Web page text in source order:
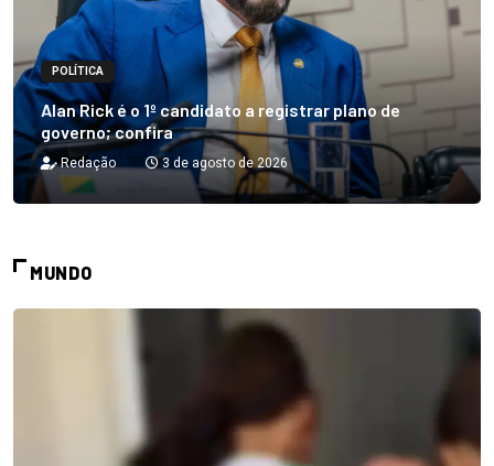
POLÍTICA
Alan Rick é o 1º candidato a registrar plano de
governo; confira
Redação 3 de agosto de 2026
MUNDO